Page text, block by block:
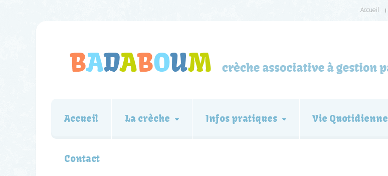
Accueil
Accueil La crèche Infos pratiques Vie Quotidienne
Contact